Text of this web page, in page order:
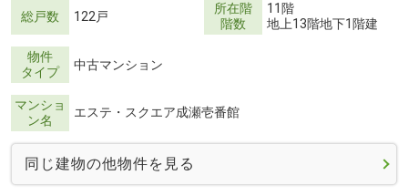
総戸数 122戸
所在階
階数
11階
地上13階地下1階建
物件
タイプ
中古マンション
マンショ
ン名
エステ・スクエア成瀬壱番館
同じ建物の他物件を見る